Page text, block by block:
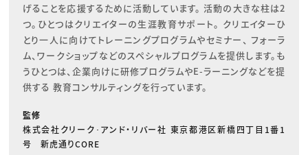
げることを応援するために活動しています。 活動の大きな柱は2
つ。ひとつはクリエイターの生涯教育サポート。 クリエイターひ
とり一人に向けてトレーニングプログラムやセミナー、 フォーラ
ム、ワークショップなどのスペシャルプログラムを提供します。も
うひとつは、企業向けに研修プログラムやE-ラーニングなどを提
供する 教育コンサルティングを行っています。
監修
株式会社クリーク･アンド・リバー社 東京都港区新橋四丁目1番1
号 新虎通りCORE